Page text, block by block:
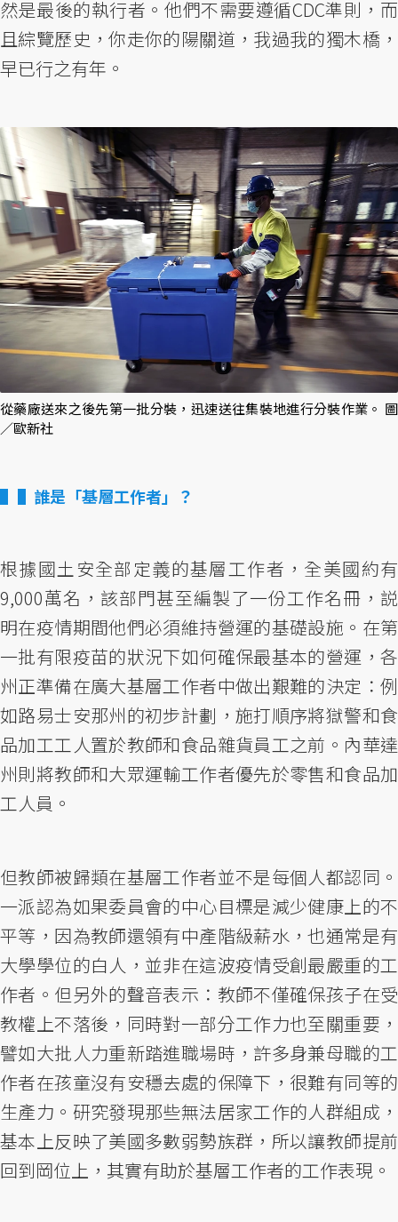
然是最後的執行者。他們不需要遵循CDC準則，而
且綜覽歷史，你走你的陽關道，我過我的獨木橋，
早已行之有年。
從藥廠送來之後先第一批分裝，迅速送往集裝地進行分裝作業。 圖
／歐新社
▌誰是「基層工作者」？
根據國土安全部定義的基層工作者，全美國約有
9,000萬名，該部門甚至編製了一份工作名冊，説
明在疫情期間他們必須維持營運的基礎設施。在第
一批有限疫苗的狀況下如何確保最基本的營運，各
州正準備在廣大基層工作者中做出艱難的決定：例
如路易士安那州的初步計劃，施打順序將獄警和食
品加工工人置於教師和食品雜貨員工之前。內華達
州則將教師和大眾運輸工作者優先於零售和食品加
工人員。
但教師被歸類在基層工作者並不是每個人都認同。
一派認為如果委員會的中心目標是減少健康上的不
平等，因為教師還領有中產階級薪水，也通常是有
大學學位的白人，並非在這波疫情受創最嚴重的工
作者。但另外的聲音表示：教師不僅確保孩子在受
教權上不落後，同時對一部分工作力也至關重要，
譬如大批人力重新踏進職場時，許多身兼母職的工
作者在孩童沒有安穩去處的保障下，很難有同等的
生產力。研究發現那些無法居家工作的人群組成，
基本上反映了美國多數弱勢族群，所以讓教師提前
回到岡位上，其實有助於基層工作者的工作表現。